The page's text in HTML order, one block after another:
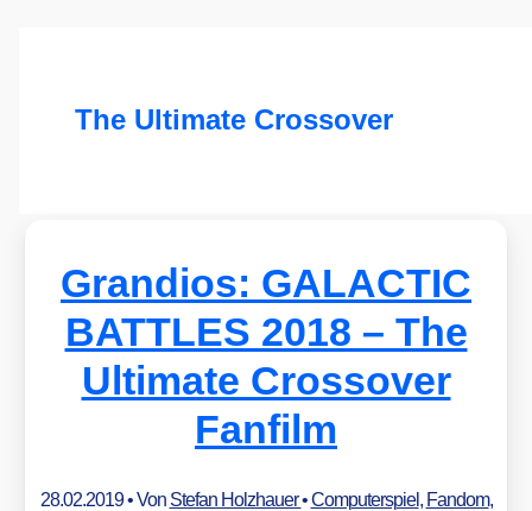
The Ultimate Crossover
Grandios: GALACTIC
BATTLES 2018 – The
Ultimate Crossover
Fanfilm
28.02.2019• Von Stefan Holzhauer•Computerspiel, Fandom,